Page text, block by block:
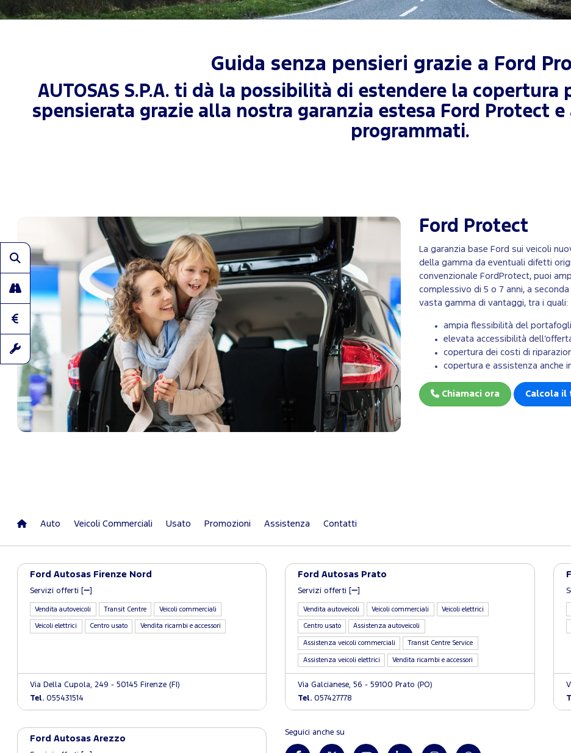
Guida senza pensieri grazie a Ford
AUTOSAS S.P.A. ti dà la possibilità di estendere la copertura
spensierata grazie alla nostra garanzia estesa Ford Protect
programmati.
Ford Protect
La garanzia base Ford sui veicoli
della gamma da eventuali difetti
convenzionale FordProtect, puoi
complessivo di 5 o 7 anni, a
vasta gamma di vantaggi, tra i quali:
ampia flessibilità del
elevata accessibilità
copertura dei costi di
copertura e assistenza anche
Chiamaci ora Calcola il
Auto Veicoli Commerciali Usato Promozioni Assistenza Contatti
Ford Autosas Firenze Nord
Servizi offerti [
Vendita autoveicoli Transit Centre Veicoli commerciali
Veicoli elettrici Centro usato Vendita ricambi e accessori
Via Della Cupola, 249 - 50145 Firenze (FI)
Tel. 055431514
Ford Autosas Prato
Servizi offerti [
Vendita autoveicoli Veicoli commerciali Veicoli elettrici
Centro usato Assistenza autoveicoli
Assistenza veicoli commerciali Transit Centre Service
Assistenza veicoli elettrici Vendita ricambi e accessori
Via Galcianese, 56 - 59100 Prato (PO)
Tel. 057427778
Ford Autosas Arezzo
Seguici anche su